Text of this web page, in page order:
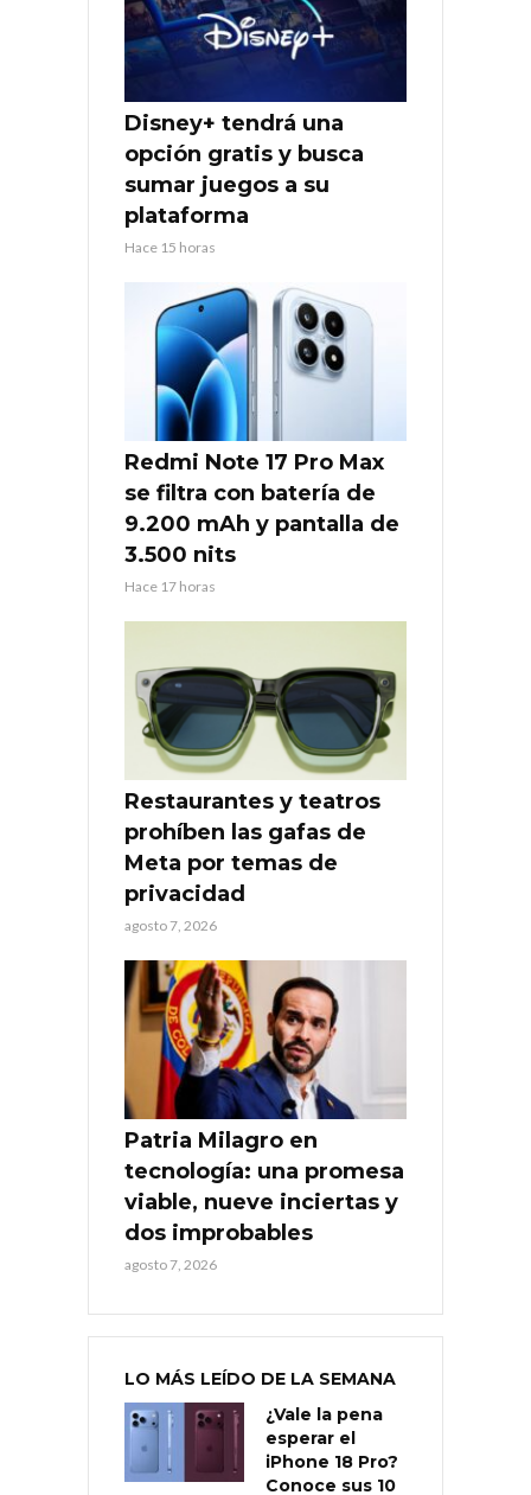
Disney+ tendrá una
opción gratis y busca
sumar juegos a su
plataforma
Hace 15 horas
Redmi Note 17 Pro Max
se filtra con batería de
9.200 mAh y pantalla de
3.500 nits
Hace 17 horas
Restaurantes y teatros
prohíben las gafas de
Meta por temas de
privacidad
agosto 7, 2026
Patria Milagro en
tecnología: una promesa
viable, nueve inciertas y
dos improbables
agosto 7, 2026
LO MÁS LEÍDO DE LA SEMANA
¿Vale la pena
esperar el
iPhone 18 Pro?
Conoce sus 10